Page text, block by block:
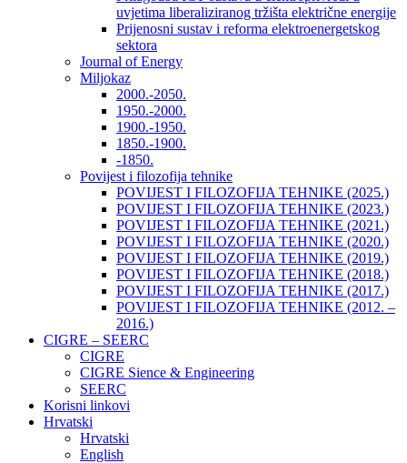
uvjetima liberaliziranog tržišta električne energije
Prijenosni sustav i reforma elektroenergetskog
sektora
Journal of Energy
Miljokaz
2000.-2050.
1950.-2000.
1900.-1950.
1850.-1900.
-1850.
Povijest i filozofija tehnike
POVIJEST I FILOZOFIJA TEHNIKE (2025.)
POVIJEST I FILOZOFIJA TEHNIKE (2023.)
POVIJEST I FILOZOFIJA TEHNIKE (2021.)
POVIJEST I FILOZOFIJA TEHNIKE (2020.)
POVIJEST I FILOZOFIJA TEHNIKE (2019.)
POVIJEST I FILOZOFIJA TEHNIKE (2018.)
POVIJEST I FILOZOFIJA TEHNIKE (2017.)
POVIJEST I FILOZOFIJA TEHNIKE (2012. –
2016.)
CIGRE – SEERC
CIGRE
CIGRE Sience & Engineering
SEERC
Korisni linkovi
Hrvatski
Hrvatski
English